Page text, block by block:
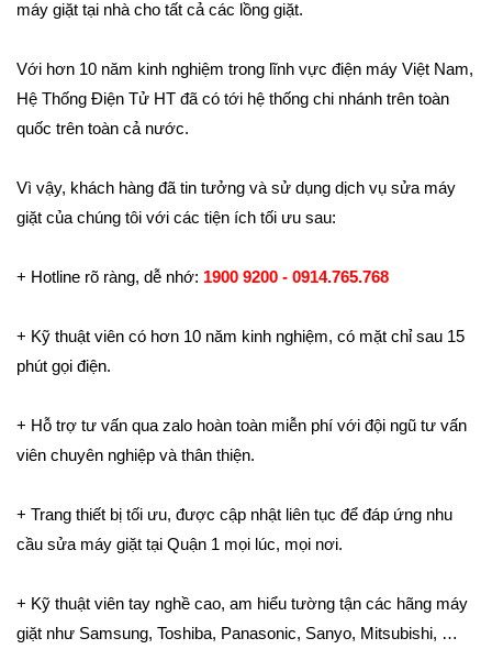
máy giặt tại nhà cho tất cả các lồng giặt.
Với hơn 10 năm kinh nghiệm trong lĩnh vực điện máy Việt Nam,
Hệ Thống Điện Tử HT đã có tới hệ thống chi nhánh trên toàn
quốc trên toàn cả nước.
Vì vậy, khách hàng đã tin tưởng và sử dụng dịch vụ sửa máy
giặt của chúng tôi với các tiện ích tối ưu sau:
+ Hotline rõ ràng, dễ nhớ: 1900 9200 - 0914.765.768
+ Kỹ thuật viên có hơn 10 năm kinh nghiệm, có mặt chỉ sau 15
phút gọi điện.
+ Hỗ trợ tư vấn qua zalo hoàn toàn miễn phí với đội ngũ tư vấn
viên chuyên nghiệp và thân thiện.
+ Trang thiết bị tối ưu, được cập nhật liên tục để đáp ứng nhu
cầu sửa máy giặt tại Quận 1 mọi lúc, mọi nơi.
+ Kỹ thuật viên tay nghề cao, am hiểu tường tận các hãng máy
giặt như Samsung, Toshiba, Panasonic, Sanyo, Mitsubishi, …